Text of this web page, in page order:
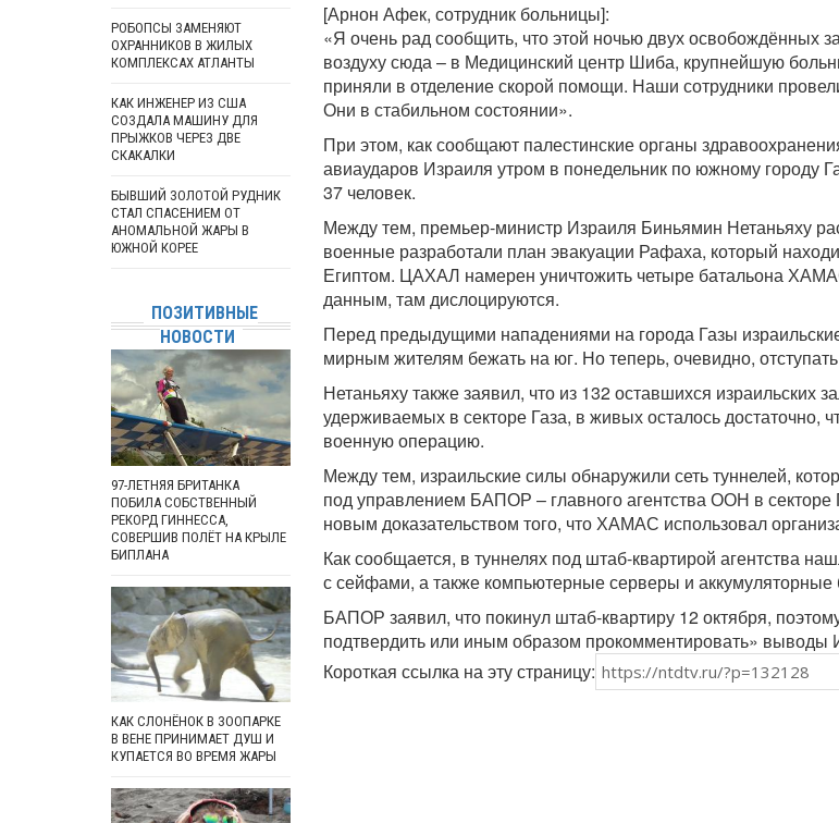
[Арнон Афек, сотрудник больницы]:
«Я очень рад сообщить, что этой ночью двух освобождённых
воздуху сюда – в Медицинский центр Шиба, крупнейшую
приняли в отделение скорой помощи. Наши сотрудники
Они в стабильном состоянии».
При этом, как сообщают палестинские органы
авиаударов Израиля утром в понедельник по южному городу
37 человек.
Между тем, премьер-министр Израиля Биньямин Нетаньяху
военные разработали план эвакуации Рафаха, который
Египтом. ЦАХАЛ намерен уничтожить четыре батальона
данным, там дислоцируются.
Перед предыдущими нападениями на города Газы
мирным жителям бежать на юг. Но теперь, очевидно,
Нетаньяху также заявил, что из 132 оставшихся израильских
удерживаемых в секторе Газа, в живых осталось достаточно,
военную операцию.
Между тем, израильские силы обнаружили сеть туннелей,
под управлением БАПОР – главного агентства ООН в секторе
новым доказательством того, что ХАМАС использовал
Как сообщается, в туннелях под штаб-квартирой агентства
с сейфами, а также компьютерные серверы и аккумуляторные
БАПОР заявил, что покинул штаб-квартиру 12 октября,
подтвердить или иным образом прокомментировать» выводы
Короткая ссылка на эту страницу:
РОБОПСЫ ЗАМЕНЯЮТ
ОХРАННИКОВ В ЖИЛЫХ
КОМПЛЕКСАХ АТЛАНТЫ
КАК ИНЖЕНЕР ИЗ США
СОЗДАЛА МАШИНУ ДЛЯ
ПРЫЖКОВ ЧЕРЕЗ ДВЕ
СКАКАЛКИ
БЫВШИЙ ЗОЛОТОЙ РУДНИК
СТАЛ СПАСЕНИЕМ ОТ
АНОМАЛЬНОЙ ЖАРЫ В
ЮЖНОЙ КОРЕЕ
ПОЗИТИВНЫЕ
НОВОСТИ
97-ЛЕТНЯЯ БРИТАНКА
ПОБИЛА СОБСТВЕННЫЙ
РЕКОРД ГИННЕССА,
СОВЕРШИВ ПОЛЁТ НА КРЫЛЕ
БИПЛАНА
КАК СЛОНЁНОК В ЗООПАРКЕ
В ВЕНЕ ПРИНИМАЕТ ДУШ И
КУПАЕТСЯ ВО ВРЕМЯ ЖАРЫ